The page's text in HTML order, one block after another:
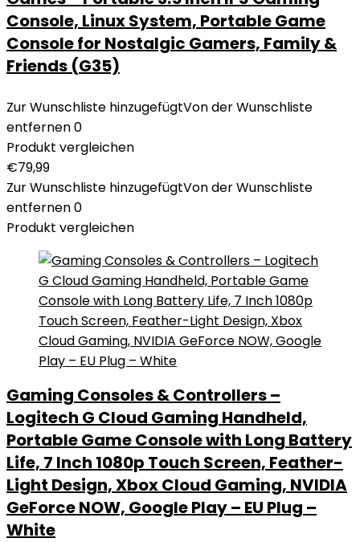
Console, Linux System, Portable Game
Console for Nostalgic Gamers, Family &
Friends (G35)
Zur Wunschliste hinzugefügtVon der Wunschliste
entfernen0
Produkt vergleichen
€79,99
Zur Wunschliste hinzugefügtVon der Wunschliste
entfernen0
Produkt vergleichen
Gaming Consoles & Controllers –
Logitech G Cloud Gaming Handheld,
Portable Game Console with Long Battery
Life, 7 Inch 1080p Touch Screen, Feather-
Light Design, Xbox Cloud Gaming, NVIDIA
GeForce NOW, Google Play – EU Plug –
White